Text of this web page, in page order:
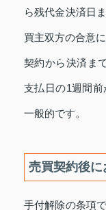
ら残代金決済日
買主双方の合意
契約から決済ま
支払日の1週間
一般的です。
売買契約後
手付解除の条項